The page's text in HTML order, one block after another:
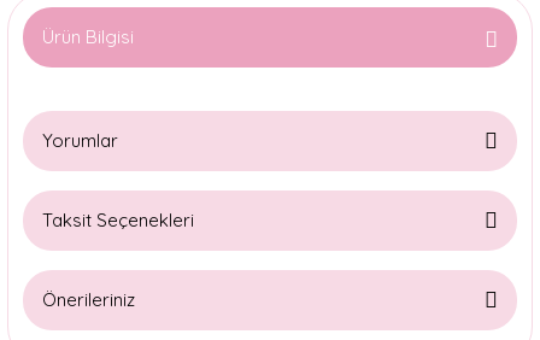
Ürün Bilgisi
Yorumlar
Taksit Seçenekleri
Önerileriniz